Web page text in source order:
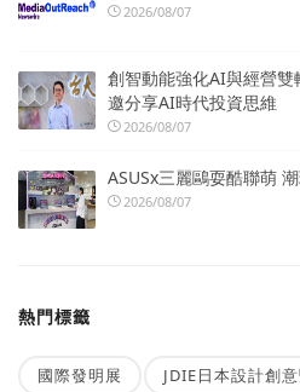
2026/08/07
創智動能強化AI與經營
邀分享AI時代投資思維
2026/08/07
ASUSx三麗鷗耍酷聯萌
2026/08/07
熱門標籤
國際發明展 JDIE日本設計創